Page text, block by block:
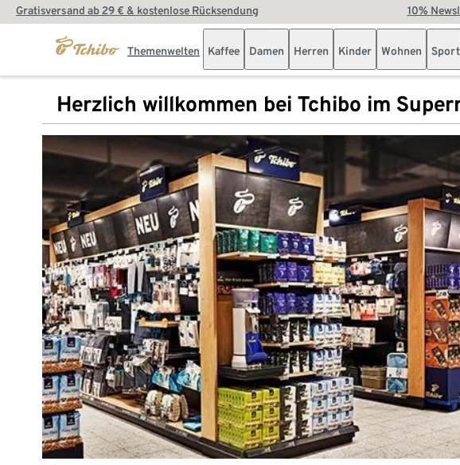
Gratisversand ab 29 € & kostenlose Rücksendung 10%
Themenwelten Kaffee Damen Herren Kinder Wohnen Sport
Herzlich willkommen bei Tchibo im